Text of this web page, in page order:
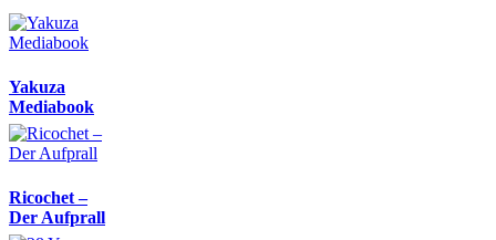
Yakuza
Mediabook
Ricochet –
Der Aufprall